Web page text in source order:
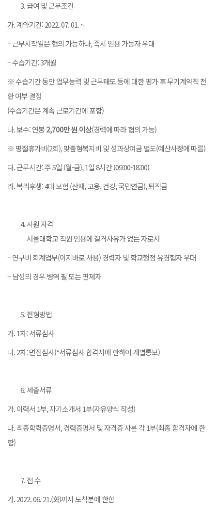
급여 및 근무조건
가. 계약기간: 2022. 07. 01. ~
– 근무시작일은 협의 가능하나, 즉시 임용 가능자 우대
– 수습기간: 3개월
※ 수습기간 동안 업무능력 및 근무태도 등에 대한 평가 후 무기계약직 전
환 여부 결정
(수습기간은 계속 근로기간에 포함)
나. 보수: 연봉2,700만 원 이상(경력에 따라 협의 가능)
※ 명절휴가비(2회), 맞춤형복지비 및 성과상여금 별도(예산사정에 따름)
다. 근무시간: 주 5일 (월-금), 1일 8시간 (09:00-18:00)
라. 복리후생: 4대 보험 (산재, 고용, 건강, 국민연금), 퇴직금
지원 자격
서울대학교 직원 임용에 결격사유가 없는 자로서
– 연구비 회계업무(이지바로 사용) 경력자 및 학교행정 유경험자 우대
– 남성의 경우 병역 필 또는 면제자
전형방법
가. 1차: 서류심사
나. 2차: 면접심사(*서류심사 합격자에 한하여 개별통보)
제출서류
가. 이력서 1부, 자기소개서 1부(자유양식 작성)
나. 최종학력증명서, 경력증명서 및 자격증 사본 각 1부(최종 합격자에 한
함)
접 수
가. 2022. 06. 21.(화)까지 도착분에 한함